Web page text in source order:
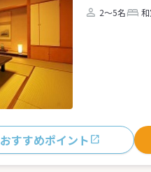
2～5名
おすすめポイント